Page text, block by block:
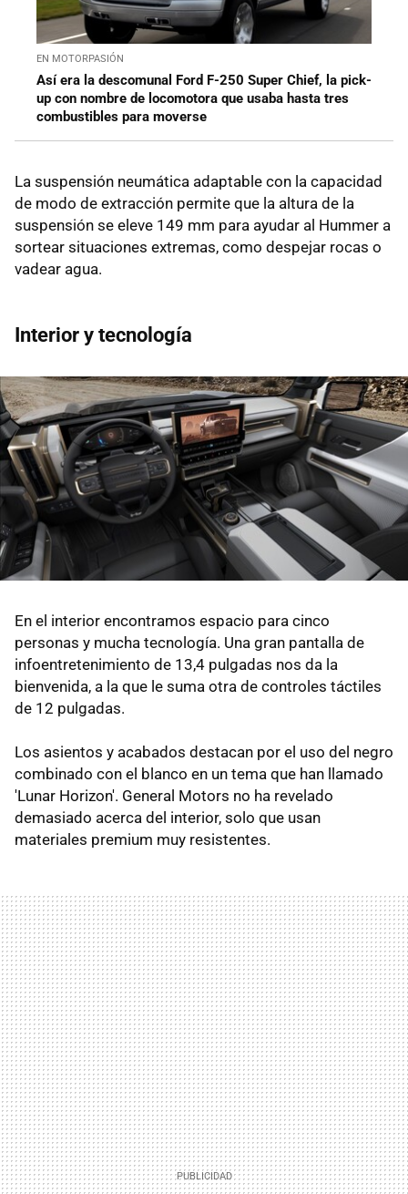
EN MOTORPASIÓN
Así era la descomunal Ford F-250 Super Chief, la pick-
up con nombre de locomotora que usaba hasta tres
combustibles para moverse
La suspensión neumática adaptable con la capacidad
de modo de extracción permite que la altura de la
suspensión se eleve 149 mm para ayudar al Hummer a
sortear situaciones extremas, como despejar rocas o
vadear agua.
Interior y tecnología
En el interior encontramos espacio para cinco
personas y mucha tecnología. Una gran pantalla de
infoentretenimiento de 13,4 pulgadas nos da la
bienvenida, a la que le suma otra de controles táctiles
de 12 pulgadas.
Los asientos y acabados destacan por el uso del negro
combinado con el blanco en un tema que han llamado
'Lunar Horizon'. General Motors no ha revelado
demasiado acerca del interior, solo que usan
materiales premium muy resistentes.